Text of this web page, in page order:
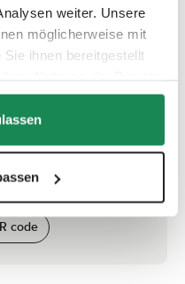
weiter. Unsere
möglicherweise mit
ihnen bereitgestellt
spare part fit?
with your product.
number?
code